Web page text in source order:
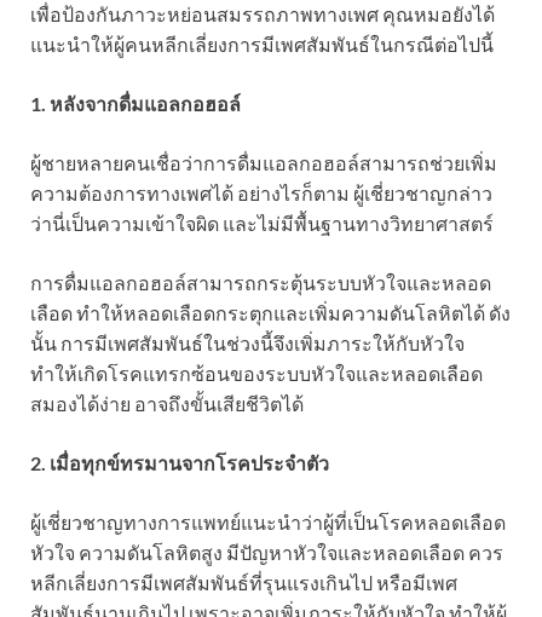
เพื่อป้องกันภาวะหย่อนสมรรถภาพทางเพศ คุณหมอยังได้
แนะนำให้ผู้คนหลีกเลี่ยงการมีเพศสัมพันธ์ในกรณีต่อไปนี้
1. หลังจากดื่มแอลกอฮอล์
ผู้ชายหลายคนเชื่อว่าการดื่มแอลกอฮอล์สามารถช่วยเพิ่ม
ความต้องการทางเพศได้ อย่างไรก็ตาม ผู้เชี่ยวชาญกล่าว
ว่านี่เป็นความเข้าใจผิด และไม่มีพื้นฐานทางวิทยาศาสตร์
การดื่มแอลกอฮอล์สามารถกระตุ้นระบบหัวใจและหลอด
เลือด ทำให้หลอดเลือดกระตุกและเพิ่มความดันโลหิตได้ ดัง
นั้น การมีเพศสัมพันธ์ในช่วงนี้จึงเพิ่มภาระให้กับหัวใจ
ทำให้เกิดโรคแทรกซ้อนของระบบหัวใจและหลอดเลือด
สมองได้ง่าย อาจถึงขั้นเสียชีวิตได้
2. เมื่อทุกข์ทรมานจากโรคประจำตัว
ผู้เชี่ยวชาญทางการแพทย์แนะนำว่าผู้ที่เป็นโรคหลอดเลือด
หัวใจ ความดันโลหิตสูง มีปัญหาหัวใจและหลอดเลือด ควร
หลีกเลี่ยงการมีเพศสัมพันธ์ที่รุนแรงเกินไป หรือมีเพศ